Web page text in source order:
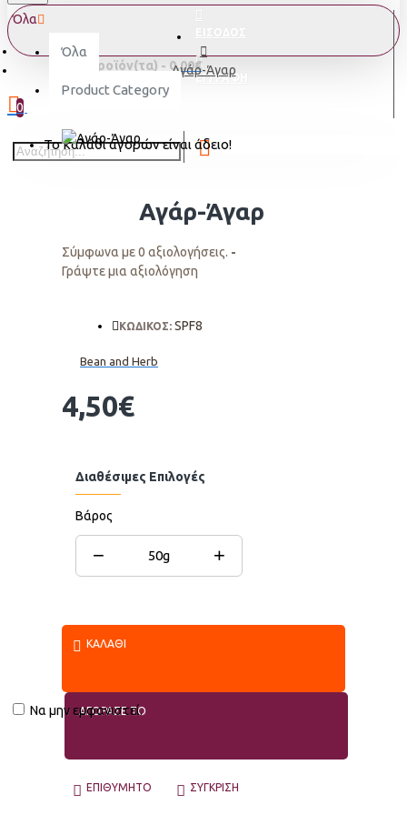
Να μην εμφανιστεί.
ΕΓΓΡΑΦΗ
Όλα
Όλα
Product Category
0 προϊόν(τα) - 0,00€
0
Το καλάθι αγορών είναι άδειο!
Αγάρ-Άγαρ
Αγάρ-Άγαρ
Σύμφωνα με 0 αξιολογήσεις. -
Γράψτε μια αξιολόγηση
4,50€
ΚΩΔΙΚΟΣ: SPF8
Bean and Herb
Διαθέσιμες Επιλογές
Βάρος
− 50g +
ΚΑΛΆΘΙ
ΑΓΟΡΑΣΕ ΤΟ
ΕΠΙΘΥΜΗΤΌ ΣΎΓΚΡΙΣΗ